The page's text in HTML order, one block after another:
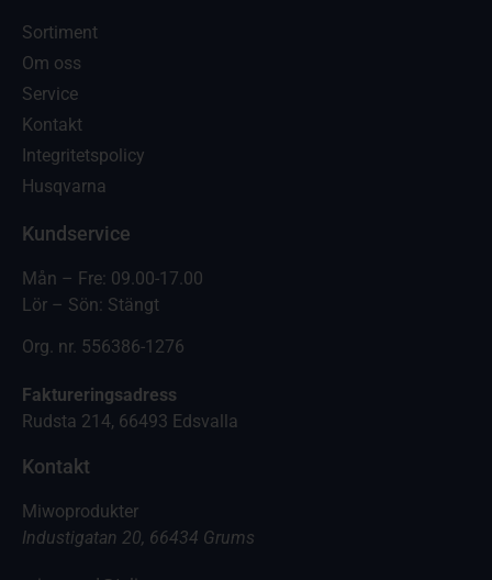
Sortiment
Om oss
Service
Kontakt
Integritetspolicy
Husqvarna
Kundservice
Mån – Fre: 09.00-17.00
Lör – Sön: Stängt
Org. nr. 556386-1276
Faktureringsadress
Rudsta 214, 66493 Edsvalla
Kontakt
Miwoprodukter
Industigatan 20, 66434 Grums